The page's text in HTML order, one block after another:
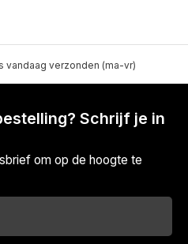
vandaag verzonden (ma-vr)
Schrijf je in
om op de hoogte te